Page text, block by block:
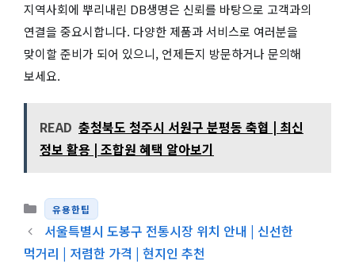
지역사회에 뿌리내린 DB생명은 신뢰를 바탕으로 고객과의
연결을 중요시합니다. 다양한 제품과 서비스로 여러분을
맞이할 준비가 되어 있으니, 언제든지 방문하거나 문의해
보세요.
READ 충청북도 청주시 서원구 분평동 축협 | 최신
정보 활용 | 조합원 혜택 알아보기
카테고리
유용한팁
서울특별시 도봉구 전통시장 위치 안내 | 신선한
먹거리 | 저렴한 가격 | 현지인 추천